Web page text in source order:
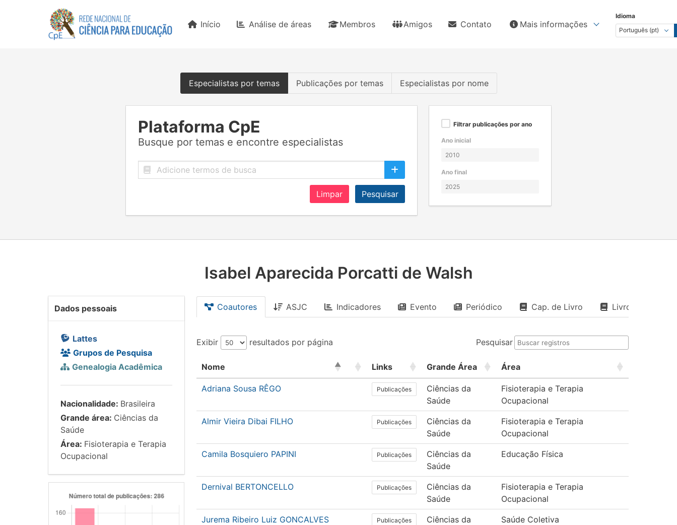
Início Análise de áreas Membros Amigos Contato Mais informações
Idioma
Especialistas por temas Publicações por temas Especialistas por nome
Plataforma CpE
Busque por temas e encontre especialistas
Limpar Pesquisar
Filtrar publicações por ano
Ano inicial
Ano final
Isabel Aparecida Porcatti de Walsh
Dados pessoais
Lattes
Grupos de Pesquisa
Genealogia Acadêmica
Nacionalidade: Brasileira
Grande área: Ciências da
Saúde
Área: Fisioterapia e Terapia
Ocupacional
Coautores ASJC Indicadores Evento Periódico Cap. de Livro Livro
Exibir resultados por página Pesquisar
Nome Links Grande Área Área
Adriana Sousa RÊGO Publicações
Ciências da
Saúde
Fisioterapia e Terapia
Ocupacional
Almir Vieira Dibai FILHO Publicações
Ciências da
Saúde
Fisioterapia e Terapia
Ocupacional
Camila Bosquiero PAPINI Publicações
Ciências da
Saúde
Educação Física
Dernival BERTONCELLO Publicações
Ciências da
Saúde
Fisioterapia e Terapia
Ocupacional
Jurema Ribeiro Luiz GONCALVES Publicações
Ciências da
Saúde Coletiva